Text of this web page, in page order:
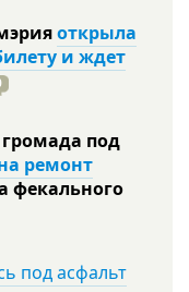
открыла
и ждет
под
ремонт
фекального
под асфальт